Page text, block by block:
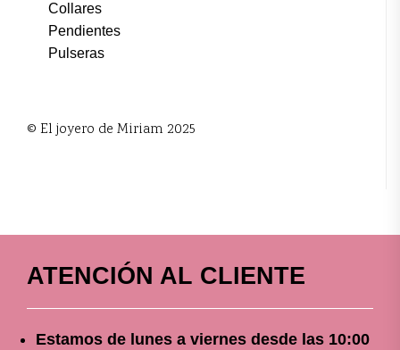
Collares
Pendientes
Pulseras
© El joyero de Miriam 2025
ATENCIÓN AL CLIENTE
Estamos de lunes a viernes desde las 10:00